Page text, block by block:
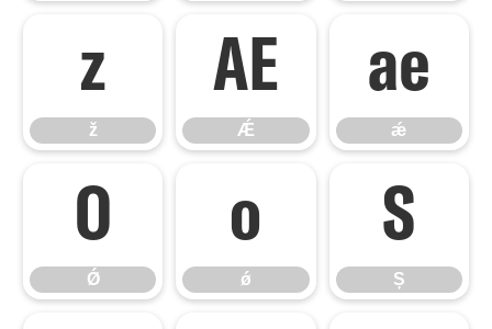
ž
ž
Ǽ
Ǽ
ǽ
ǽ
Ǿ
Ǿ
ǿ
ǿ
Ș
Ș